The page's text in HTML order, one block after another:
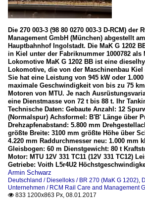
Die 270 003-3 (98 80 0270 003-3 D-RCM) der
Management GmbH (München) abgestellt
Hauptbahnhof Ingolstadt. Die MaK G 1202
in Kiel unter der Fabriknummer 1000782 als
Lokomotive MaK G 1202 BB ist eine
Lokomotive, die von der Maschinenbau Kiel
Sie hat eine Leistung von 945 kW oder
maximale Geschwindigkeit von bis zu 75
Motoren von MTU. Je nach
eine Dienstmasse von 72 t bis 88 t. Ihr
Technische Daten: Gebaute Anzahl: 12
(Normalspur) Achsformel: B'B' Länge über
Drehzapfenabstand: 5.800 mm
größte Breite: 3100 mm größte Höhe über
4.220 mm Raddurchmesser neu: 1.000 mm
Gleisbogen: 60 m Dienstgewicht: 80 t
Motor: MTU 12V 331 TC11 (12V 331 TC12)
Getriebe: Voith L5r4U2
Armin Schwarz
Deutschland / Dieselloks / BR 270 (MaK G 1202),
Unternehmen / RCM Rail Care and Management
 833 1200x863 Px, 08.01.2017